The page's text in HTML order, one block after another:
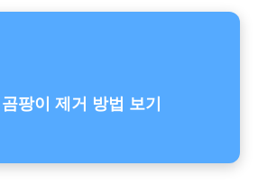
팡이 제거 방법 보기